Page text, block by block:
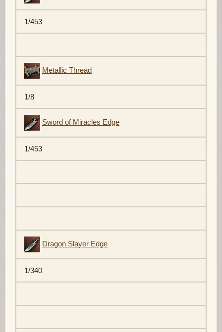
1/453
Metallic Thread
1/8
Sword of Miracles Edge
1/453
Dragon Slayer Edge
1/340